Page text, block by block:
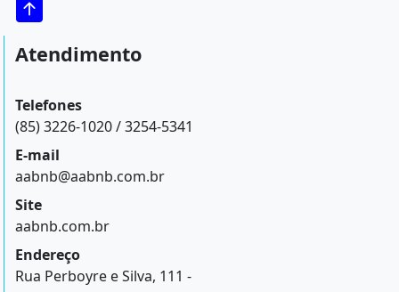
Atendimento
Telefones
(85) 3226-1020 / 3254-5341
E-mail
aabnb@aabnb.com.br
Site
aabnb.com.br
Endereço
Rua Perboyre e Silva, 111 -